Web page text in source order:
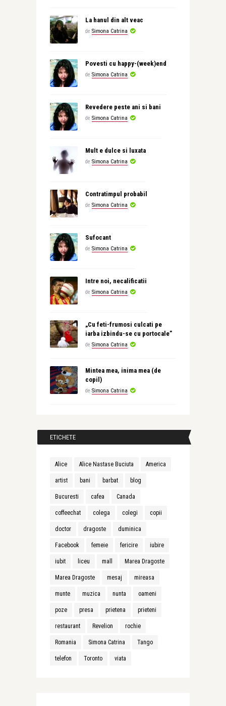
La hanul din alt veac
de Simona Catrina
Povesti cu happy-(week)end
de Simona Catrina
Revedere peste ani si bani
de Simona Catrina
Mult e dulce si luxata
de Simona Catrina
Contratimpul probabil
de Simona Catrina
Sufocant
de Simona Catrina
Intre noi, necalificatii
de Simona Catrina
„Cu feti-frumosi culcati pe
iarba izbindu-se cu portocale”
de Simona Catrina
Mintea mea, inima mea (de
copil)
de Simona Catrina
ETICHETE
Alice Alice Nastase Buciuta America
artist bani barbat blog
Bucuresti cafea Canada
coffeechat colega colegi copii
doctor dragoste duminica
Facebook femeie fericire iubire
iubit liceu mall Marea Dragoste
Marea Dragoste mesaj mireasa
munte muzica nunta oameni
poze presa prietena prieteni
restaurant Revelion rochie
Romania Simona Catrina Tango
telefon Toronto viata